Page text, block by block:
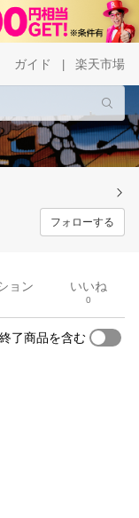
ガイド 楽天市場
フォローする
ョン いいね
0
了商品を含む